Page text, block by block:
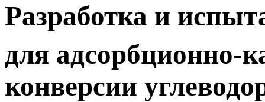
Разработка и
для адсорбционно-
конверсии